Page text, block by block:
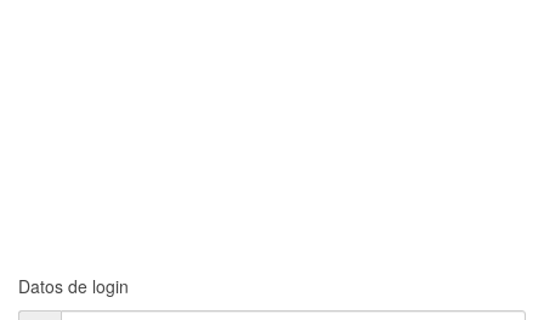
Datos de login